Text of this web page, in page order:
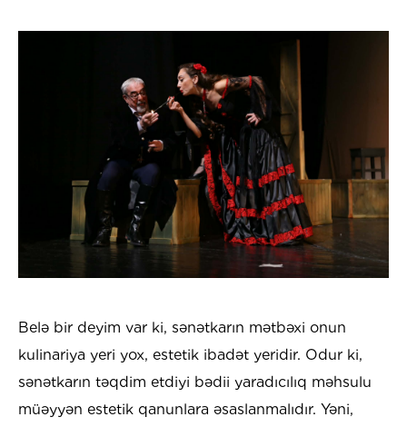
Belə bir deyim var ki, sənətkarın mətbəxi onun
kulinariya yeri yox, estetik ibadət yeridir. Odur ki,
sənətkarın təqdim etdiyi bədii yaradıcılıq məhsulu
müəyyən estetik qanunlara əsaslanmalıdır. Yəni,